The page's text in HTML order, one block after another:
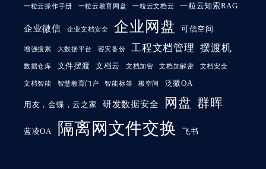
一粒云操作手册 一粒云教育网盘 一粒云文档云 一粒云知索RAG
企业微信 企业文档安全 企业网盘 可信空间
增强搜索 大数据平台 容灾备份 工程文档管理 摆渡机
数据仓库 文件摆渡 文档云 文档加密 文档加解密 文档安全
文档智能 智慧教育门户 智能标签 极空间 泛微OA
用友，金蝶，云之家 研发数据安全 网盘 群晖
蓝凌OA 隔离网文件交换 飞书